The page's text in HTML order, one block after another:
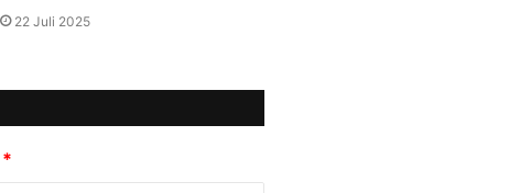
22 Juli 2025
*